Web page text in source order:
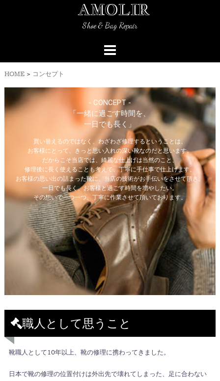
AMOLIR
Shoe & Bag Repair
HOME> コンセプト
- CONCEPT -
「一緒に過ごす時間を、
一日でも長く」
買い替えるのではなく、わざわざ修理するということは、
お客様にとって、きっと思い入れの深い靴なのだと思います。
だからこそ当店では、綺麗な仕上げは当然のこと、
修理後に長く使えることも考えて、丁寧に手仕事で仕上げます。
お客様の思い出の詰まった靴に、当店の技術がお手伝いをさせて頂き、
一日でも長く、お客様と過ごす時間を増やしたい。
その想いで一つ一つ、丁寧に作業させて頂いております。
職人として思うこと
靴職人として10年以上、靴の修理に携わってきました。
日本で靴の修理の位置付けは外出先で壊れてしまった、足に合わない